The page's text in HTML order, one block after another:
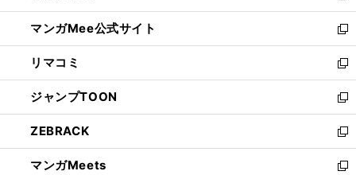
開
く
ン
ド
ウ
で
開
く
ウ
ィ
ン
ド
ウ
で
開
く
し
い
ウ
ィ
ン
ド
ウ
で
開
く
マンガMee公式サイト
新
し
い
ウ
ィ
ン
ド
ウ
で
リマコミ
新
し
い
ウ
ィ
ン
ド
ジャンプTOON
新
し
い
ウ
ィ
ZEBRACK
新
し
い
マンガMeets
新